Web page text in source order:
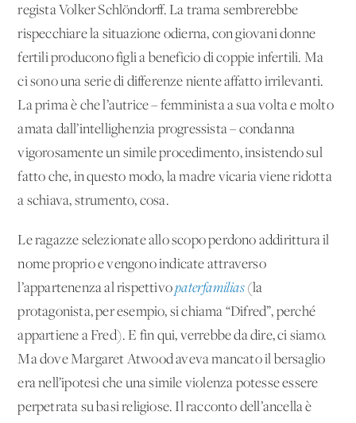
regista Volker Schlöndorff. La trama sembrerebbe
rispecchiare la situazione odierna, con giovani donne
fertili producono figli a beneficio di coppie infertili. Ma
ci sono una serie di differenze niente affatto irrilevanti.
La prima è che l’autrice – femminista a sua volta e molto
amata dall’intellighenzia progressista – condanna
vigorosamente un simile procedimento, insistendo sul
fatto che, in questo modo, la madre vicaria viene ridotta
a schiava, strumento, cosa.
Le ragazze selezionate allo scopo perdono addirittura il
nome proprio e vengono indicate attraverso
l’appartenenza al rispettivopaterfamilias(la
protagonista, per esempio, si chiama “Difred”, perché
appartiene a Fred). E fin qui, verrebbe da dire, ci siamo.
Ma dove Margaret Atwood aveva mancato il bersaglio
era nell’ipotesi che una simile violenza potesse essere
perpetrata su basi religiose. Il racconto dell’ancella è